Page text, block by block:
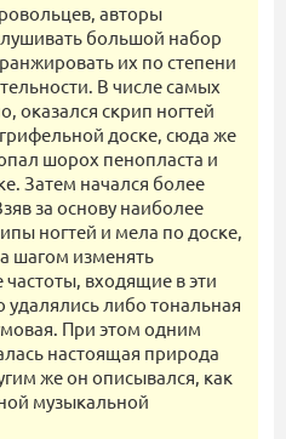
авторы
большой набор
их по степени
В числе самых
оказался скрип ногтей
доске, сюда же
шорох пенопласта и
Затем начался более
за основу наиболее
ногтей и мела по доске,
шагом изменять
входящие в эти
удалялись либо тональная
При этом одним
настоящая природа
же он описывался, как
музыкальной